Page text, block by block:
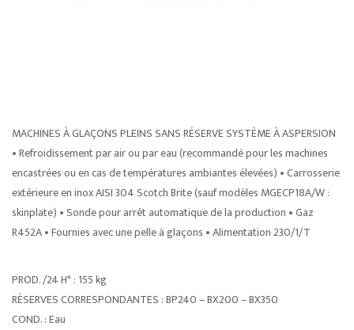
MACHINES À GLAÇONS PLEINS SANS RÉSERVE SYSTÈME À ASPERSION
• Refroidissement par air ou par eau (recommandé pour les machines
encastrées ou en cas de températures ambiantes élevées) • Carrosserie
extérieure en inox AISI 304 Scotch Brite (sauf modèles MGECP18A/W :
skinplate) • Sonde pour arrêt automatique de la production • Gaz
R452A • Fournies avec une pelle à glaçons • Alimentation 230/1/T
PROD. /24 H* : 155 kg
RÉSERVES CORRESPONDANTES : BP240 – BX200 – BX350
COND. : Eau